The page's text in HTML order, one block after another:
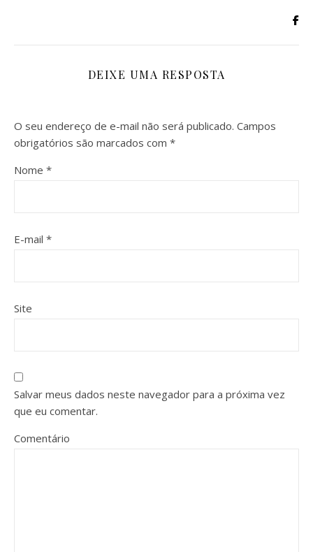
DEIXE UMA RESPOSTA
O seu endereço de e-mail não será publicado. Campos
obrigatórios são marcados com *
Nome *
E-mail *
Site
Salvar meus dados neste navegador para a próxima vez
que eu comentar.
Comentário